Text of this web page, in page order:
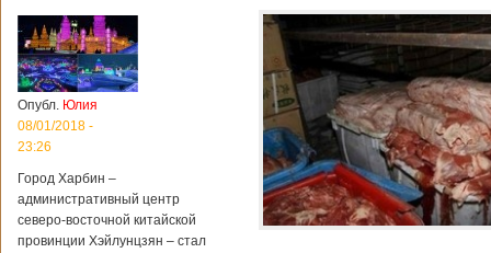
Опубл. Юлия
08/01/2018 -
23:26
Город Харбин –
административный центр
северо-восточной китайской
провинции Хэйлунцзян – стал